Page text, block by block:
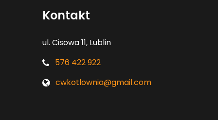
Kontakt
ul. Cisowa 11, Lublin
576 422 922
cwkotlownia@gmail.com